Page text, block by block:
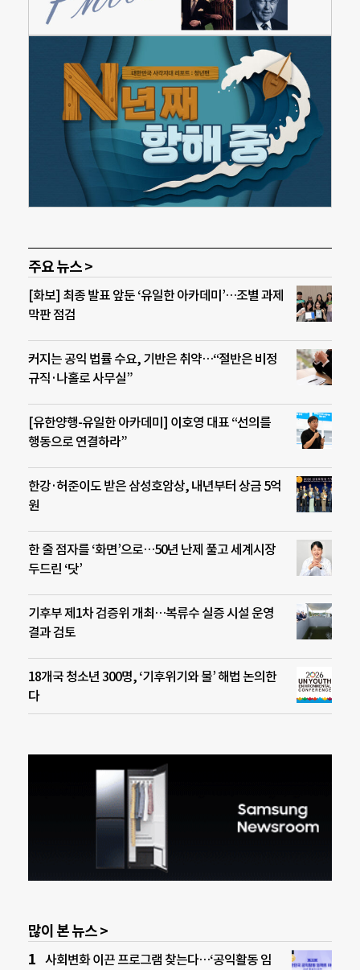
주요 뉴스 >
[화보] 최종 발표 앞둔 ‘유일한 아카데미’…조별 과제
막판 점검
커지는 공익 법률 수요, 기반은 취약…“절반은 비정
규직·나홀로 사무실”
[유한양행-유일한 아카데미] 이호영 대표 “선의를
행동으로 연결하라”
한강·허준이도 받은 삼성호암상, 내년부터 상금 5억
원
한 줄 점자를 ‘화면’으로…50년 난제 풀고 세계시장
두드린 ‘닷’
기후부 제1차 검증위 개최…복류수 실증 시설 운영
결과 검토
18개국 청소년 300명, ‘기후위기와 물’ 해법 논의한
다
많이 본 뉴스 >
사회변화 이끈 프로그램 찾는다…‘공익활동 임